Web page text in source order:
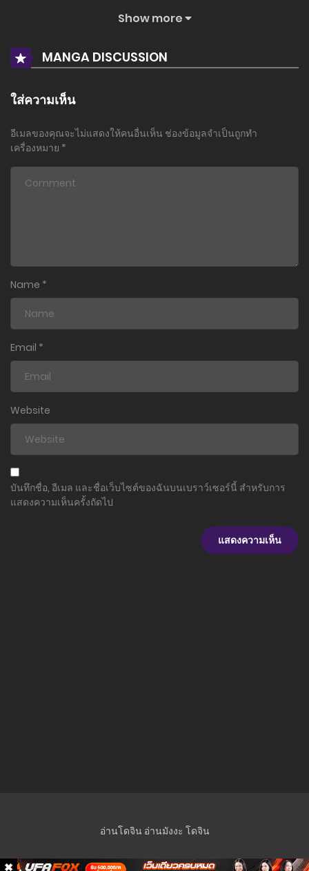
ตอนที่ 13
5 พฤศจิกายน 2023
5 พฤศจิกายน 2023
ตอนที่ 10
ตอนที่ 9
5 พฤศจิกายน 2023
ตอนที่ 8
5 พฤศจิกายน 2023
ตอนที่ 7
5 พฤศจิกายน 2023
ตอนที่ 6
5 พฤศจิกายน 2023
Show more
MANGA DISCUSSION
ใส่ความเห็น
อีเมลของคุณจะไม่แสดงให้คนอื่นเห็น ช่องข้อมูลจำเป็นถูกทำ
เครื่องหมาย *
Name *
Email *
Website
บันทึกชื่อ, อีเมล และชื่อเว็บไซต์ของฉันบนเบราว์เซอร์นี้ สำหรับการ
แสดงความเห็นครั้งถัดไป
อ่านโดจิน อ่านมังงะ โดจิน